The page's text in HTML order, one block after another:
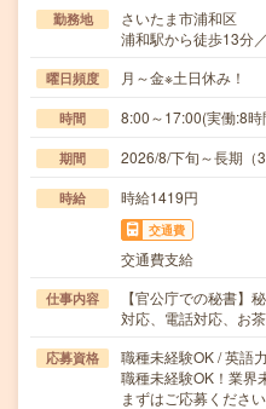
勤務地
さいたま市浦和区
浦和駅から徒歩13分
曜日頻度 月～金※土日休み！
時間 8:00～17:00(実働:8
期間 2026/8/下旬～長期
時給 時給1419円
交通費
交通費支給
仕事内容
【官公庁での秘書】
対応、電話対応、お
応募資格
職種未経験OK / 英語
職種未経験OK！業界
まずはご応募くださ